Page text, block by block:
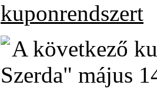
kuponrendszert
A következő
Szerda" május